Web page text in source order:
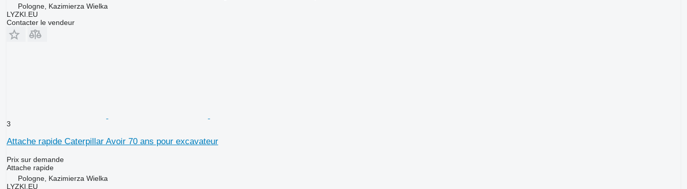
Pologne, Kazimierza Wielka
LYZKI.EU
Contacter le vendeur
3
Attache rapide Caterpillar Avoir 70 ans pour excavateur
Prix sur demande
Attache rapide
Pologne, Kazimierza Wielka
LYZKI.EU